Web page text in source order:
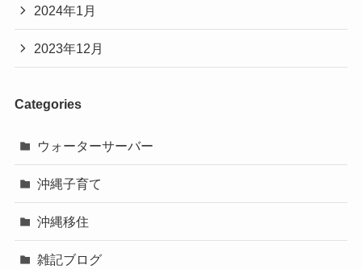
2024年1月
2023年12月
Categories
ウォーターサーバー
沖縄子育て
沖縄移住
雑記ブログ